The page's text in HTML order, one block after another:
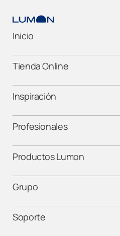
Inicio
Tienda Online
Inspiración
Profesionales
Productos Lumon
Grupo
Soporte